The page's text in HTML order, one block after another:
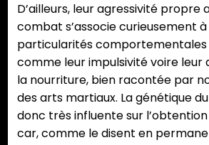
D’ailleurs, leur agressivité propre
combat s’associe curieusement
particularités
comme leur impulsivité voire leur
la nourriture, bien racontée par
des arts martiaux. La génétique
donc très influente sur
car, comme le disent en